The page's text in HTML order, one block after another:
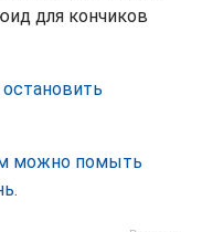
для кончиков
остановить
можно помыть